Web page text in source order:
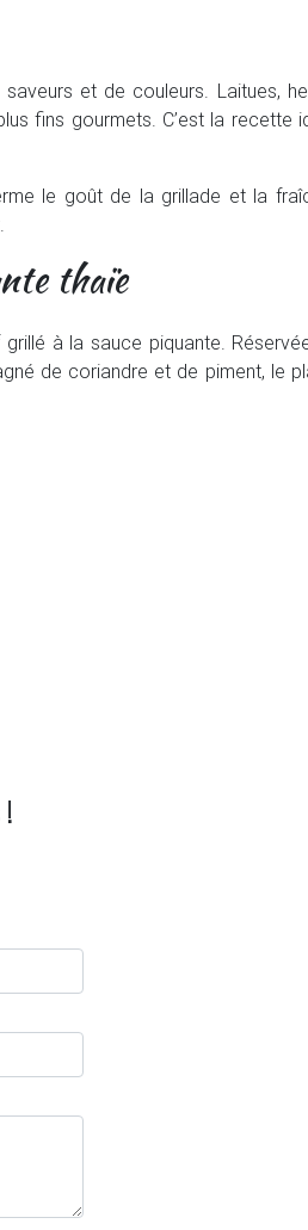
et de couleurs. Laitues,
fins gourmets. C’est la recette
le goût de la grillade et la
thaïe
à la sauce piquante.
de coriandre et de piment, le
!